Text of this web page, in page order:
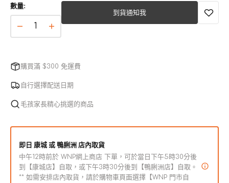
已
售
或
法
使
用
數量:
Ease
Hands
Dog
數
量
少
Ease
Hands
Dog
數
量
加
到貨通知我
購買滿 $300 免運費
自行選擇配送日期
毛孩家長精心挑選的商品
即日 康城 或 鴨脷洲 店內取貨
中午12時前於 WNP網上商店 下單，可於當日下午5時30分後
到【康城店】自取，或下午3時30分後到【鴨脷洲店】自取。
** 如需安排店內取貨，請於購物車頁面選擇【WNP 門市自